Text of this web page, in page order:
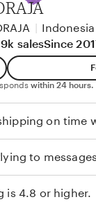
Indonesia
salesSince
within 24 hours.
on time
to
is 4.8 or higher.